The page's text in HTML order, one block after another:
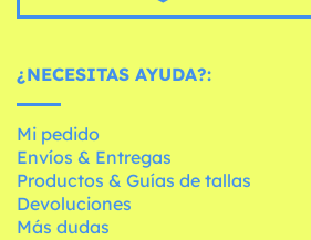
¿NECESITAS AYUDA?:
Mi pedido
Envíos & Entregas
Productos & Guías de tallas
Devoluciones
Más dudas